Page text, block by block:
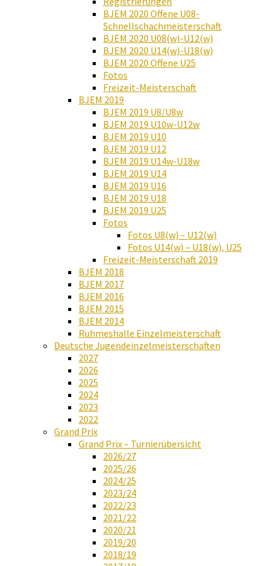
BJEM 2020 Offene U08-
Schnellschachmeisterschaft
BJEM 2020 U08(w)-U12(w)
BJEM 2020 U14(w)-U18(w)
BJEM 2020 Offene U25
Fotos
Freizeit-Meisterschaft
BJEM 2019
BJEM 2019 U8/U8w
BJEM 2019 U10w-U12w
BJEM 2019 U10
BJEM 2019 U12
BJEM 2019 U14w-U18w
BJEM 2019 U14
BJEM 2019 U16
BJEM 2019 U18
BJEM 2019 U25
Fotos
Fotos U8(w) – U12(w)
Fotos U14(w) – U18(w), U25
Freizeit-Meisterschaft 2019
BJEM 2018
BJEM 2017
BJEM 2016
BJEM 2015
BJEM 2014
Ruhmeshalle Einzelmeisterschaft
Deutsche Jugendeinzelmeisterschaften
2027
2026
2025
2024
2023
2022
Grand Prix
Grand Prix – Turnierübersicht
2026/27
2025/26
2024/25
2023/24
2022/23
2021/22
2020/21
2019/20
2018/19